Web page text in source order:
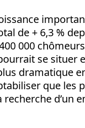
de + 6,3 %
000
se situer
dramatique
que les
d’un